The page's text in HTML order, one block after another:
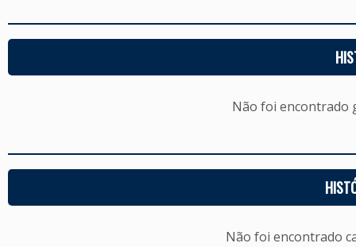
Não foi encontrado
Não foi encontrado